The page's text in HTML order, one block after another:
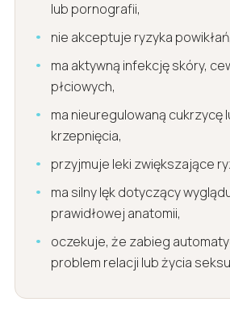
lub pornografii,
nie akceptuje ryzyka powikłań,
ma aktywną infekcję skóry,
płciowych,
ma nieuregulowaną cukrzycę
krzepnięcia,
przyjmuje leki zwiększające
ma silny lęk dotyczący
prawidłowej anatomii,
oczekuje, że zabieg
problem relacji lub życia